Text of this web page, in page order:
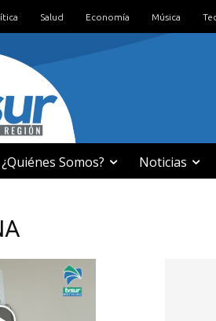
Salud Economía Música
¿Quiénes Somos? Noticias